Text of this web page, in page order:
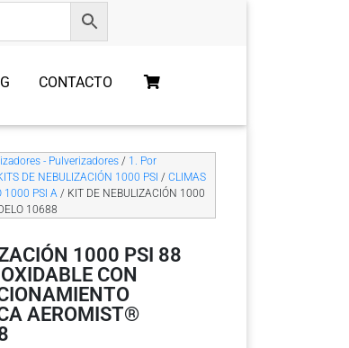
CONTACTO
- Pulverizadores / 1. Por
DE NEBULIZACIÓN 1000 PSI /CLIMAS
1000 PSI A / KIT DE NEBULIZACIÓN 1000
10688
1000 PSI 88
CON
AEROMIST®